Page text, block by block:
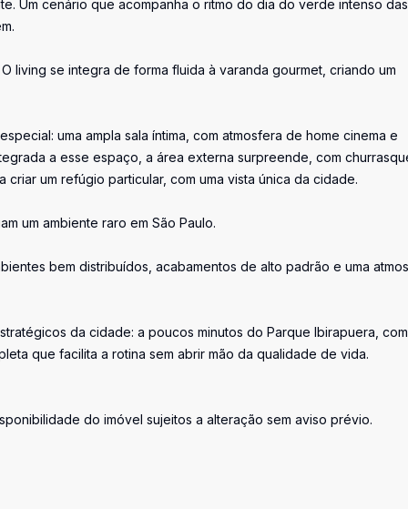
Um cenário que acompanha o ritmo do dia do verde intenso das
living se integra de forma fluida à varanda gourmet, criando um
uma ampla sala íntima, com atmosfera de home cinema e
a esse espaço, a área externa surpreende, com
um refúgio particular, com uma vista única da cidade.
um ambiente raro em São Paulo.
bem distribuídos, acabamentos de alto padrão e uma
da cidade: a poucos minutos do Parque Ibirapuera,
que facilita a rotina sem abrir mão da qualidade de vida.
do imóvel sujeitos a alteração sem aviso prévio.